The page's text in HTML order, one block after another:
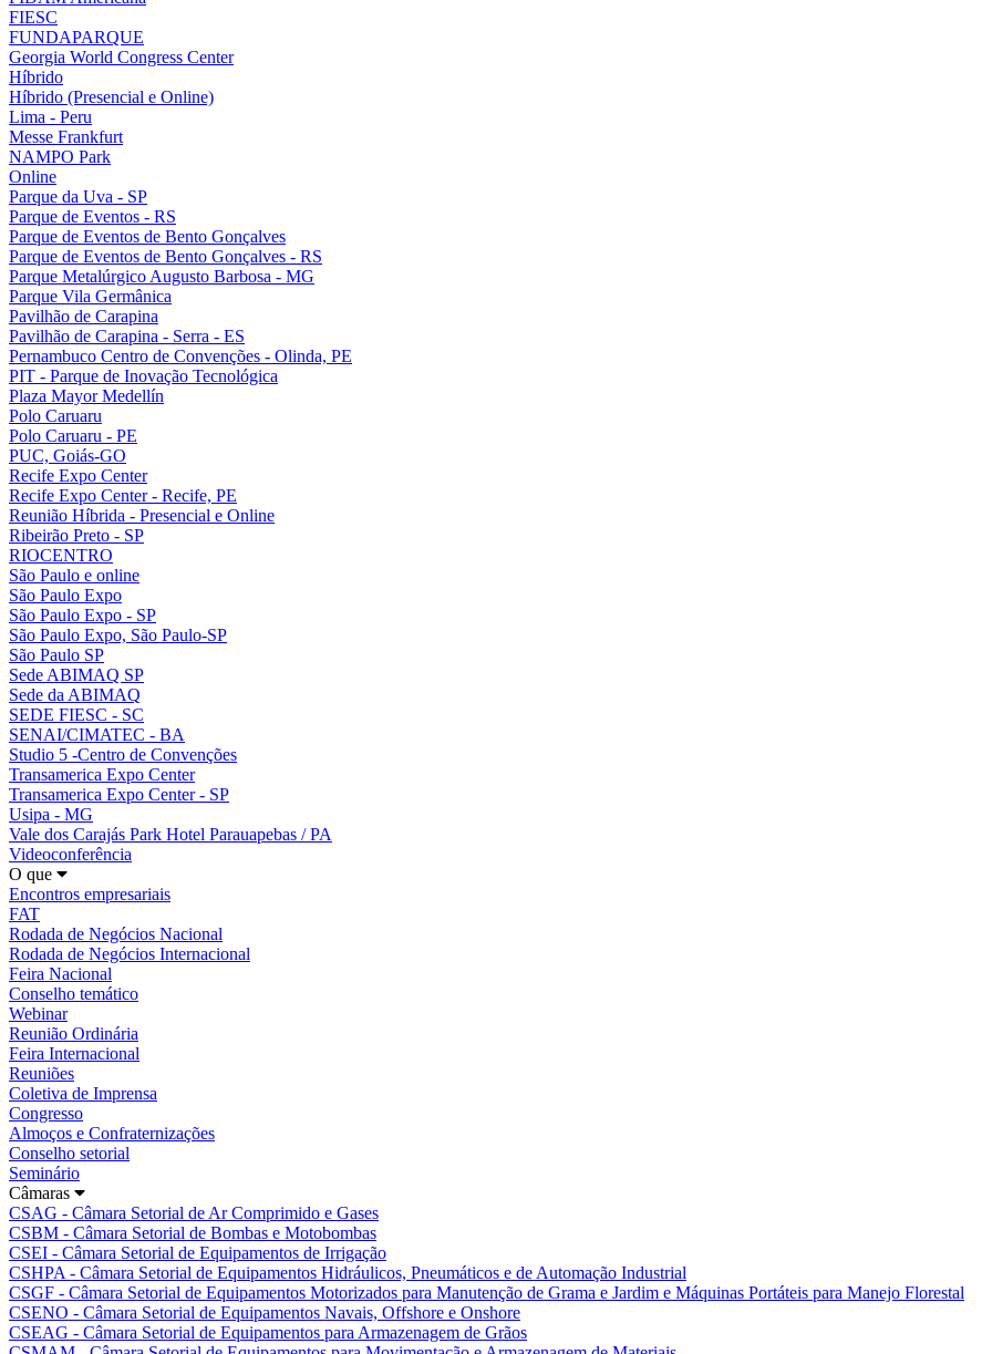
FIESC
FUNDAPARQUE
Georgia World Congress Center
Híbrido
Híbrido (Presencial e Online)
Lima - Peru
Messe Frankfurt
NAMPO Park
Online
Parque da Uva - SP
Parque de Eventos - RS
Parque de Eventos de Bento Gonçalves
Parque de Eventos de Bento Gonçalves - RS
Parque Metalúrgico Augusto Barbosa - MG
Parque Vila Germânica
Pavilhão de Carapina
Pavilhão de Carapina - Serra - ES
Pernambuco Centro de Convenções - Olinda, PE
PIT - Parque de Inovação Tecnológica
Plaza Mayor Medellín
Polo Caruaru
Polo Caruaru - PE
PUC, Goiás-GO
Recife Expo Center
Recife Expo Center - Recife, PE
Reunião Híbrida - Presencial e Online
Ribeirão Preto - SP
RIOCENTRO
São Paulo e online
São Paulo Expo
São Paulo Expo - SP
São Paulo Expo, São Paulo-SP
São Paulo SP
Sede ABIMAQ SP
Sede da ABIMAQ
SEDE FIESC - SC
SENAI/CIMATEC - BA
Studio 5 -Centro de Convenções
Transamerica Expo Center
Transamerica Expo Center - SP
Usipa - MG
Vale dos Carajás Park Hotel Parauapebas / PA
Videoconferência
O que
Encontros empresariais
FAT
Rodada de Negócios Nacional
Rodada de Negócios Internacional
Feira Nacional
Conselho temático
Webinar
Reunião Ordinária
Feira Internacional
Reuniões
Coletiva de Imprensa
Congresso
Almoços e Confraternizações
Conselho setorial
Seminário
Câmaras
CSAG - Câmara Setorial de Ar Comprimido e Gases
CSBM - Câmara Setorial de Bombas e Motobombas
CSEI - Câmara Setorial de Equipamentos de Irrigação
CSHPA - Câmara Setorial de Equipamentos Hidráulicos, Pneumáticos e de Automação Industrial
CSGF - Câmara Setorial de Equipamentos Motorizados para Manutenção de Grama e Jardim e Máquinas Portáteis para Manejo Florestal
CSENO - Câmara Setorial de Equipamentos Navais, Offshore e Onshore
CSEAG - Câmara Setorial de Equipamentos para Armazenagem de Grãos